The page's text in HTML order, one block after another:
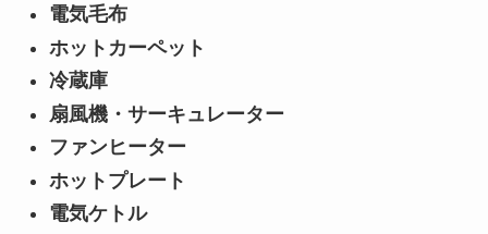
電気毛布
ホットカーペット
冷蔵庫
扇風機・サーキュレーター
ファンヒーター
ホットプレート
電気ケトル